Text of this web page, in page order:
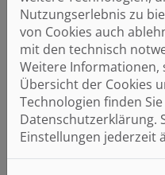
berechnen die
Leistungen und
beraten hinsichtlich
Technologien und
Während der Bauphase
Umsetzung unserer
ausführenden
überprüfen die
Nutzungserlebnis zu
von Cookies auch
mit den technisch
Weitere Informationen,
Übersicht der Cookies
Technologien finden
Datenschutzerklärung.
Einstellungen jederzeit